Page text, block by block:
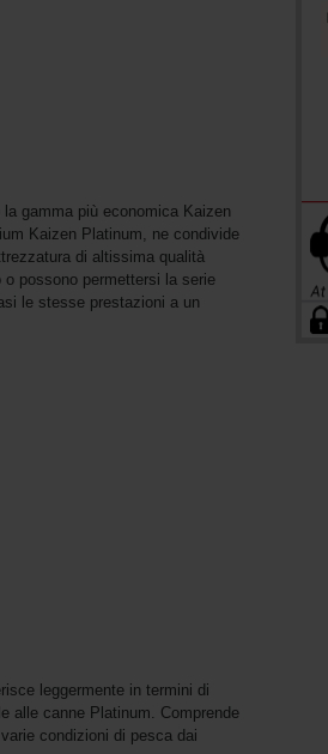
gamma più economica Kaizen
Kaizen Platinum, ne condivide
di altissima qualità
possono permettersi la serie
le stesse prestazioni a un
leggermente in termini di
alle canne Platinum. Comprende
condizioni di pesca dai